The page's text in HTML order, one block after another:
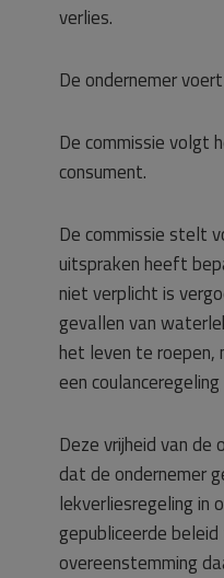
verlies.
De ondernemer
De commissie volgt
consument.
De commissie stelt
uitspraken heeft
niet verplicht is
gevallen van
het leven te
een
Deze vrijheid van
dat de ondernemer
lekverliesregeling in
gepubliceerde
overeenstemming